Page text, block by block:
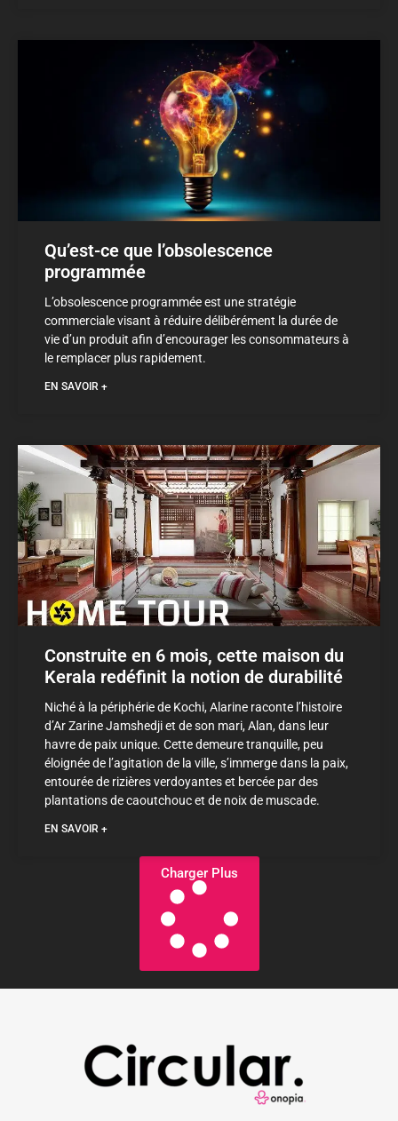
Qu’est-ce que l’obsolescence
programmée
L’obsolescence programmée est une stratégie
commerciale visant à réduire délibérément la durée de
vie d’un produit afin d’encourager les consommateurs à
le remplacer plus rapidement.
EN SAVOIR +
Construite en 6 mois, cette maison du
Kerala redéfinit la notion de durabilité
Niché à la périphérie de Kochi, Alarine raconte l’histoire
d’Ar Zarine Jamshedji et de son mari, Alan, dans leur
havre de paix unique. Cette demeure tranquille, peu
éloignée de l’agitation de la ville, s’immerge dans la paix,
entourée de rizières verdoyantes et bercée par des
plantations de caoutchouc et de noix de muscade.
EN SAVOIR +
Charger Plus